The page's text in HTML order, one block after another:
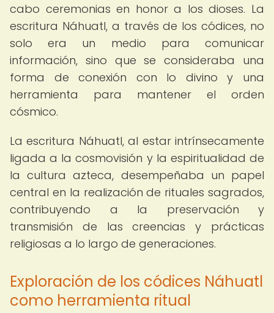
cabo ceremonias en honor a los dioses. La
escritura Náhuatl, a través de los códices, no
solo era un medio para comunicar
información, sino que se consideraba una
forma de conexión con lo divino y una
herramienta para mantener el orden
cósmico.
La escritura Náhuatl, al estar intrínsecamente
ligada a la cosmovisión y la espiritualidad de
la cultura azteca, desempeñaba un papel
central en la realización de rituales sagrados,
contribuyendo a la preservación y
transmisión de las creencias y prácticas
religiosas a lo largo de generaciones.
Exploración de los códices Náhuatl
como herramienta ritual